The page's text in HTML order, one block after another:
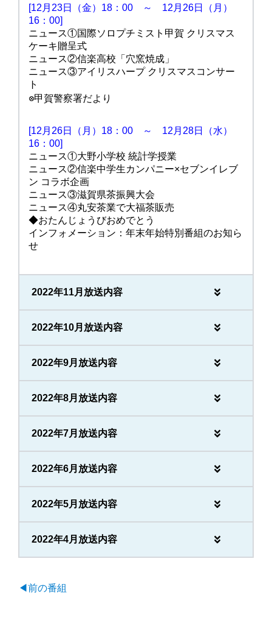
[12月23日（金）18：00 ～ 12月26日（月）
16：00]
ニュース①国際ソロプチミスト甲賀 クリスマス
ケーキ贈呈式
ニュース②信楽高校「穴窯焼成」
ニュース③アイリスハープ クリスマスコンサー
ト
⭙甲賀警察署だより
[12月26日（月）18：00 ～ 12月28日（水）
16：00]
ニュース①大野小学校 統計学授業
ニュース②信楽中学生カンパニー×セブンイレブ
ン コラボ企画
ニュース③滋賀県茶振興大会
ニュース④丸安茶業で大福茶販売
◆おたんじょうびおめでとう
インフォメーション：年末年始特別番組のお知ら
せ
2022年11月放送内容
2022年10月放送内容
2022年9月放送内容
2022年8月放送内容
2022年7月放送内容
2022年6月放送内容
2022年5月放送内容
2022年4月放送内容
◀前の番組